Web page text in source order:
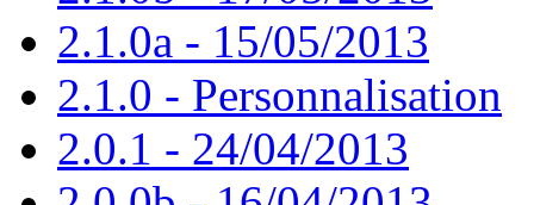
2.1.0a - 15/05/2013
2.1.0 - Personnalisation
2.0.1 - 24/04/2013